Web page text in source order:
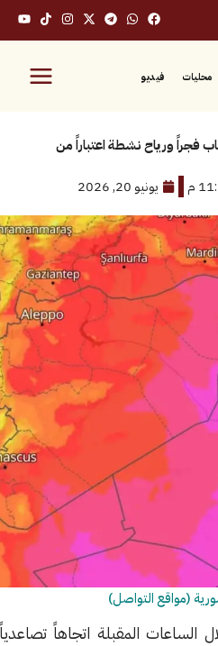
نشطة اعتباراً من
20, 2026
اتجاهاً تصاعدياً في درجات